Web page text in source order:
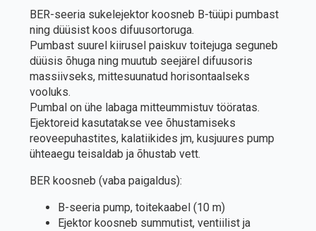
BER-seeria sukelejektor koosneb B-tüüpi pumbast
ning düüsist koos difuusortoruga.
Pumbast suurel kiirusel paiskuv toitejuga seguneb
düüsis õhuga ning muutub seejärel difuusoris
massiivseks, mittesuunatud horisontaalseks
vooluks.
Pumbal on ühe labaga mitteummistuv tööratas.
Ejektoreid kasutatakse vee õhustamiseks
reoveepuhastites, kalatiikides jm, kusjuures pump
ühteaegu teisaldab ja õhustab vett.
BER koosneb (vaba paigaldus):
B-seeria pump, toitekaabel (10 m)
Ejektor koosneb summutist, ventiilist ja